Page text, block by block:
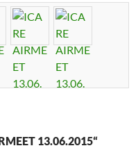
13.06.2015“